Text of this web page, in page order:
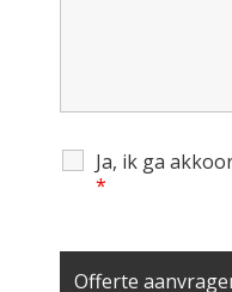
Ja, ik ga
*